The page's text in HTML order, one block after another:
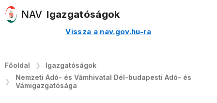
Igazgatóságok
Vissza a nav.gov.hu-ra
Főoldal
Igazgatóságok
Nemzeti Adó- és Vámhivatal Dél-budapesti Adó- és
Vámigazgatósága